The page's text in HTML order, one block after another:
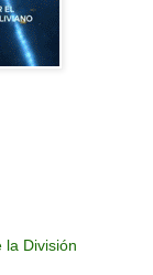
la División